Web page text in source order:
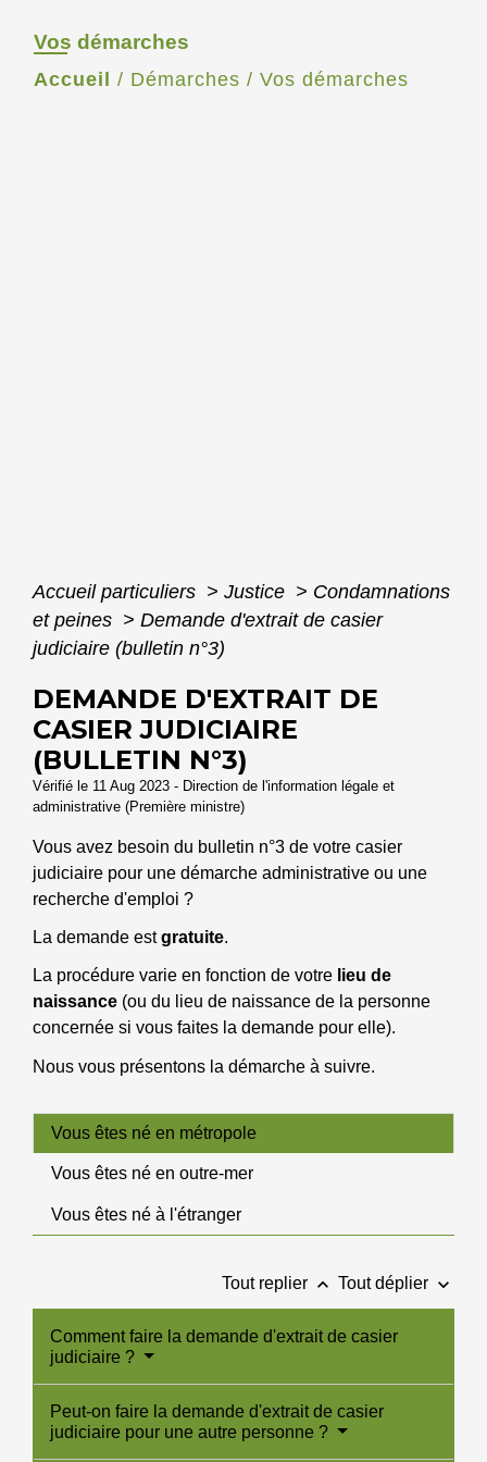
Vos démarches
Accueil / Démarches / Vos démarches
Accueil particuliers > Justice > Condamnations
et peines > Demande d'extrait de casier
judiciaire (bulletin n°3)
DEMANDE D'EXTRAIT DE
CASIER JUDICIAIRE
(BULLETIN N°3)
Vérifié le 11 Aug 2023 - Direction de l'information légale et
administrative (Première ministre)
Vous avez besoin du bulletin n°3 de votre casier
judiciaire pour une démarche administrative ou une
recherche d'emploi ?
La demande estgratuite.
La procédure varie en fonction de votre lieu de
naissance (ou du lieu de naissance de la personne
concernée si vous faites la demande pour elle).
Nous vous présentons la démarche à suivre.
Vous êtes né en métropole
Vous êtes né en outre-mer
Vous êtes né à l'étranger
Tout replier keyboard_arrow_up Tout déplier keyboard_arrow_down
Comment faire la demande d'extrait de casier
judiciaire ?
Peut-on faire la demande d'extrait de casier
judiciaire pour une autre personne ?